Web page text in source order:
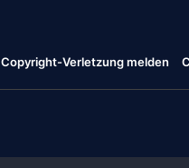
Copyright-Verletzung melden